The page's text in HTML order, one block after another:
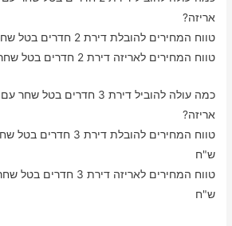
אריזה?
טווח המחירים להובלת דירת 2 חדרים בטל שחר – בין 780-1100 ש"ח
טווח המחירים לאריזה דירת 2 חדרים בטל שחר – בין 640-900 ש"ח
כמה עולה להוביל דירת 3
אריזה?
ש"ח
ש"ח